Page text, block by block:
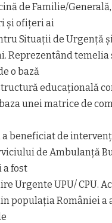
de Familie/
și ofițeri ai
Situații de Urgență
Reprezentând
o bază
educațională
unei matrice de
beneficiat de
de Ambulanță
a fost
Urgente UPU/ CPU.
populația României a